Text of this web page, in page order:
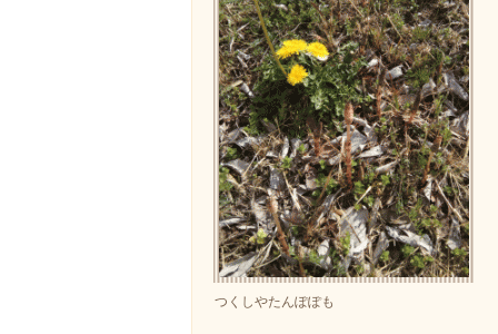
つくしやたんぽぽも